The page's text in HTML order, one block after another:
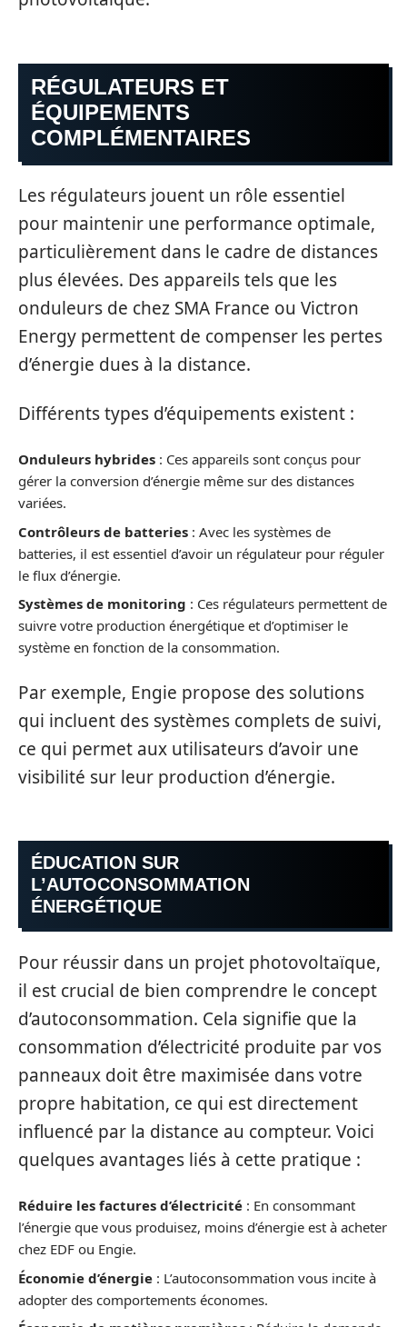
RÉGULATEURS ET
ÉQUIPEMENTS
COMPLÉMENTAIRES
Les régulateurs jouent un rôle essentiel
pour maintenir une performance optimale,
particulièrement dans le cadre de distances
plus élevées. Des appareils tels que les
onduleurs de chez SMA France ou Victron
Energy permettent de compenser les pertes
d’énergie dues à la distance.
Différents types d’équipements existent :
Onduleurs hybrides : Ces appareils sont conçus pour
gérer la conversion d’énergie même sur des distances
variées.
Contrôleurs de batteries : Avec les systèmes de
batteries, il est essentiel d’avoir un régulateur pour réguler
le flux d’énergie.
Systèmes de monitoring : Ces régulateurs permettent de
suivre votre production énergétique et d’optimiser le
système en fonction de la consommation.
Par exemple, Engie propose des solutions
qui incluent des systèmes complets de suivi,
ce qui permet aux utilisateurs d’avoir une
visibilité sur leur production d’énergie.
ÉDUCATION SUR
L’AUTOCONSOMMATION
ÉNERGÉTIQUE
Pour réussir dans un projet photovoltaïque,
il est crucial de bien comprendre le concept
d’autoconsommation. Cela signifie que la
consommation d’électricité produite par vos
panneaux doit être maximisée dans votre
propre habitation, ce qui est directement
influencé par la distance au compteur. Voici
quelques avantages liés à cette pratique :
Réduire les factures d’électricité : En consommant
l’énergie que vous produisez, moins d’énergie est à acheter
chez EDF ou Engie.
Économie d’énergie : L’autoconsommation vous incite à
adopter des comportements économes.